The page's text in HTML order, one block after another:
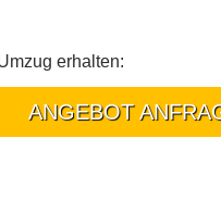
erhalten:
ANGEBOT